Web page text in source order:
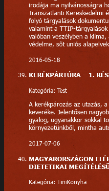
irodája ma nyilvánosságra
Transzatlanti Kereskedelmi
folyó tárgyalások
valamint a TTIP-
valóban veszélyben a
védelme, sőt uniós
2016-05-18
KERÉKPÁRTÚRA – 1.
Kategória: Test
A kerékpározás az utazás,
keveréke. Jelentősen
gyalog, ugyanakkor sokkal
környezetünkből, mintha
2017-07-06
MAGYARORSZÁGON
DIETETIKAI
Kategória: TiniKonyha